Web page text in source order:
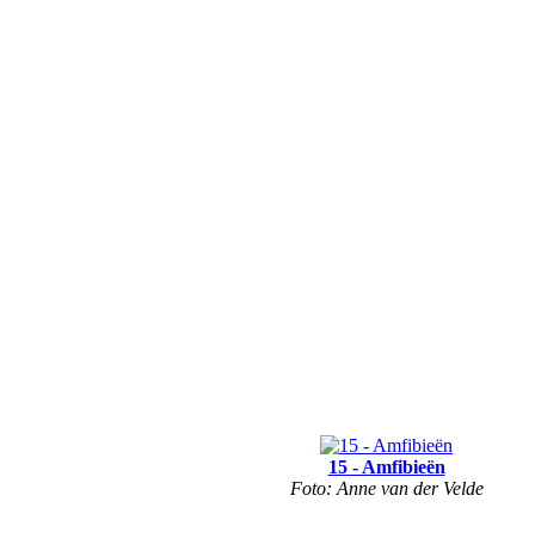
15 - Amfibieën
Foto: Anne van der Velde